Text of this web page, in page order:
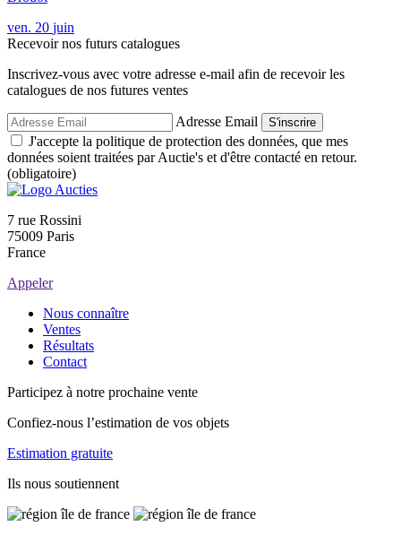
ven. 20 juin
Recevoir nos futurs catalogues
Inscrivez-vous avec votre adresse e-mail afin de recevoir les
catalogues de nos futures ventes
Adresse Email S'inscrire
J'accepte la politique de protection des données, que mes
données soient traitées par Auctie's et d'être contacté en retour.
(obligatoire)
7 rue Rossini
75009 Paris
France
Appeler
Nous connaître
Ventes
Résultats
Contact
Participez à notre prochaine vente
Confiez-nous l’estimation de vos objets
Estimation gratuite
Ils nous soutiennent